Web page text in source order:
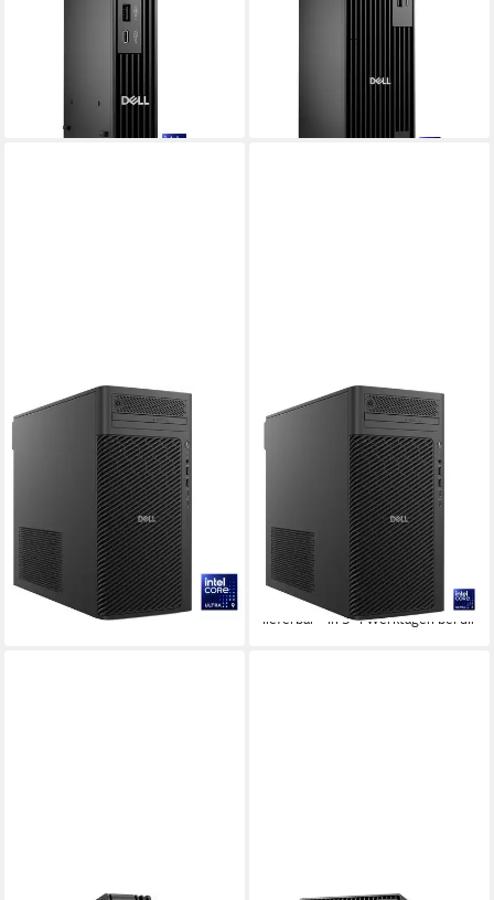
Intel® Q870 Core Ultra 7
Arbeitsspeicher
mtl. in 48 Raten
Intel® Q870 Core Ultra 7
Arbeitsspeicher
DELL
Dell Pro Max Tower T2
(KHP46), PC-System,
(Windows PC
Intel Core Ultra 9 Prozessor
32 GB DDR5 Arbeitsspeicher
2.034,99 €
59,08 €
mtl. in 48 Raten
lieferbar - in 2-3 Werktagen bei dir
DELL
Dell Pro Max Tower T2
(7W1J7), PC-System,
(Windows PC
Intel Core Ultra 7 Prozessor
RTX 2000 16384 GB Grafikkarte
32 GB DDR5
Arbeitsspeicher
3.375,48 €
98,00 €mtl. in 48 Raten
lieferbar - in 3-4 Werktagen bei dir